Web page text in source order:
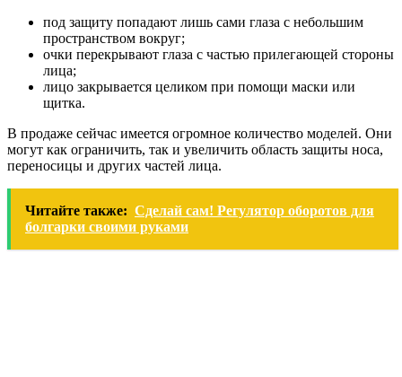
под защиту попадают лишь сами глаза с небольшим
пространством вокруг;
очки перекрывают глаза с частью прилегающей стороны
лица;
лицо закрывается целиком при помощи маски или
щитка.
В продаже сейчас имеется огромное количество моделей. Они
могут как ограничить, так и увеличить область защиты носа,
переносицы и других частей лица.
Читайте также: Сделай сам! Регулятор оборотов для
болгарки своими руками